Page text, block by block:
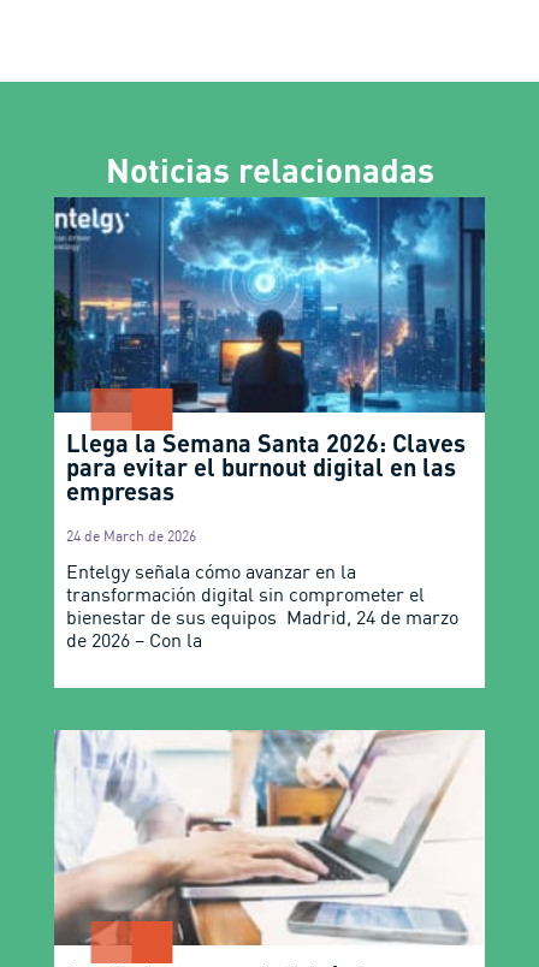
Noticias relacionadas
Llega la Semana Santa 2026: Claves
para evitar el burnout digital en las
empresas
24 de March de 2026
Entelgy señala cómo avanzar en la
transformación digital sin comprometer el
bienestar de sus equipos Madrid, 24 de marzo
de 2026 – Con la